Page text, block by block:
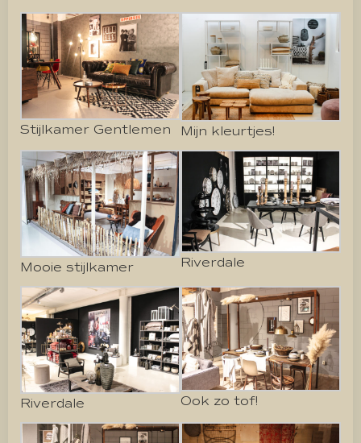
Stijlkamer Gentlemen Mijn kleurtjes!
Mooie stijlkamer Riverdale
Riverdale Ook zo tof!